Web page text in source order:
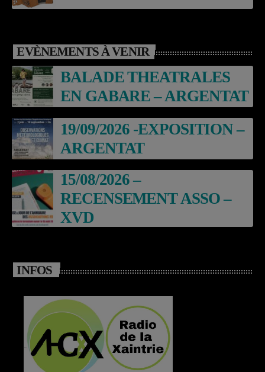
EVÈNEMENTS À VENIR
BALADE THEATRALES
EN GABARE – ARGENTAT
19/09/2026 -EXPOSITION –
ARGENTAT
15/08/2026 –
RECENSEMENT ASSO –
XVD
INFOS